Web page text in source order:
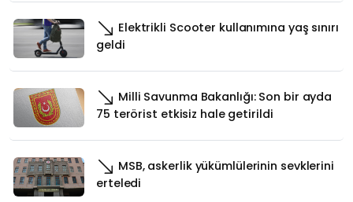
Elektrikli Scooter kullanımına yaş sınırı
geldi
Milli Savunma Bakanlığı: Son bir ayda
75 terörist etkisiz hale getirildi
MSB, askerlik yükümlülerinin sevklerini
erteledi